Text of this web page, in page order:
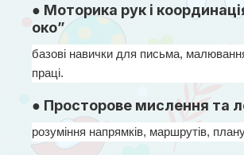
● Моторика рук і
око”
базові навички для письма,
праці.
● Просторове мислення та
розуміння напрямків, маршрутів,